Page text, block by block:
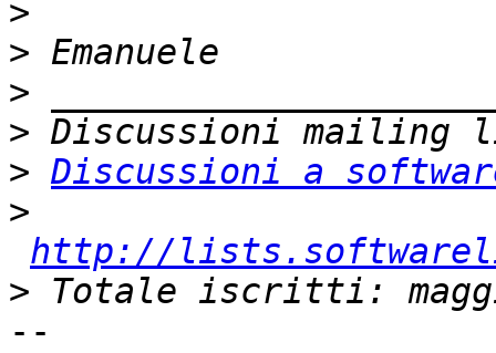
>
>
>
>
> Discussioni a
>
http://
>
--